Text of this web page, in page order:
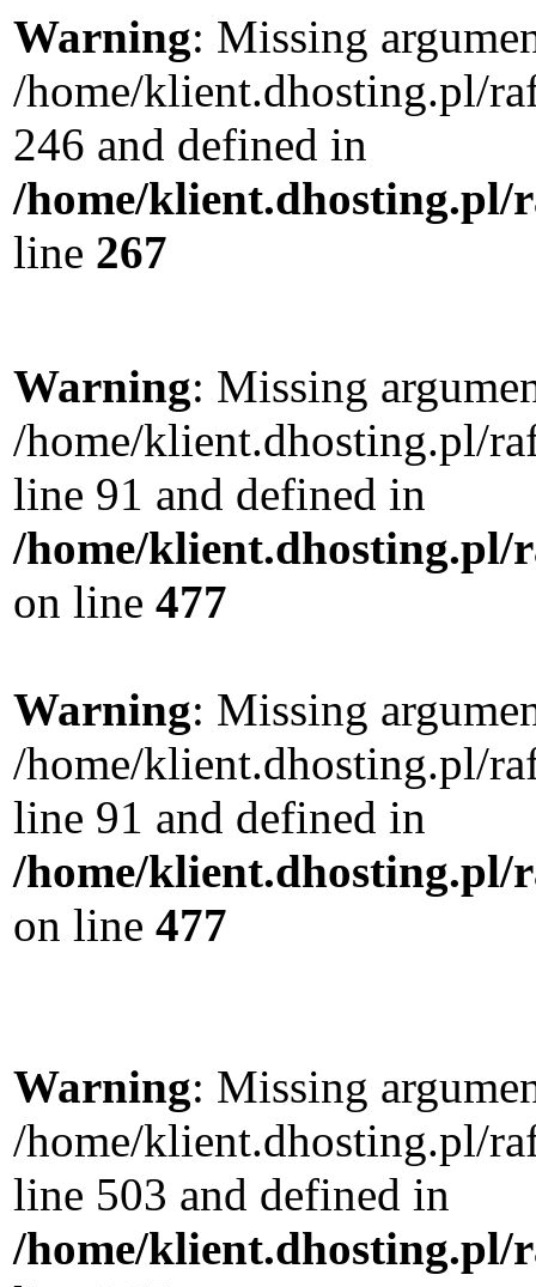
Warning: Missing
/home/klient.dhosting.pl/
246 and defined in
/home/klient.dhosting.pl/
line 267
Warning: Missing
/home/klient.dhosting.pl/
line 91 and defined in
/home/klient.dhosting.pl/
on line 477
Warning: Missing
/home/klient.dhosting.pl/
line 91 and defined in
/home/klient.dhosting.pl/
on line 477
Warning: Missing
/home/klient.dhosting.pl/
line 503 and defined in
/home/klient.dhosting.pl/